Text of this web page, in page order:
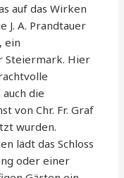
auf das Wirken
J. A. Prandtauer
ein
Steiermark. Hier
die
von Chr. Fr. Graf
wurden.
lädt das Schloss
oder einer